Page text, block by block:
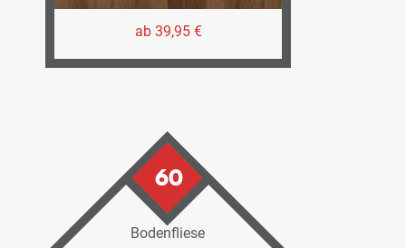
ab 39,95 €
60
Bodenfliese